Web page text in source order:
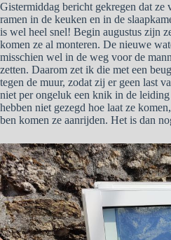
Gistermiddag bericht gekregen dat ze
ramen in de keuken en in de
is wel heel snel! Begin augustus zijn
komen ze al monteren. De nieuwe
misschien wel in de weg voor de
zetten. Daarom zet ik die met een
tegen de muur, zodat zij er geen last
niet per ongeluk een knik in de
hebben niet gezegd hoe laat ze
ben komen ze aanrijden. Het is dan